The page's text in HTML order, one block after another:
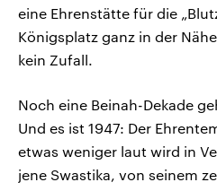
eine Ehrenstätte für die
Königsplatz ganz in der
kein Zufall.
Noch eine Beinah-Dekade
Und es ist 1947: Der
etwas weniger laut wird in
jene Swastika, von seinem